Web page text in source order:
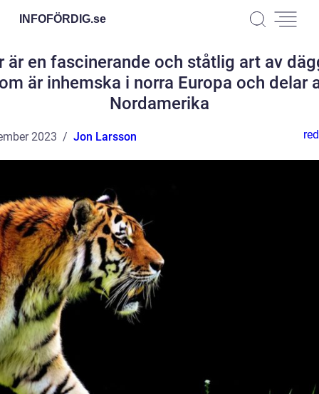
INFOFÖRDIG.se
är en fascinerande och ståtlig art av
är inhemska i norra Europa och delar
Nordamerika
2023 Jon Larsson